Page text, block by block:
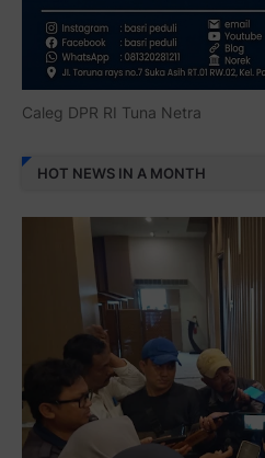
Caleg DPR RI Tuna Netra
HOT NEWS IN A MONTH